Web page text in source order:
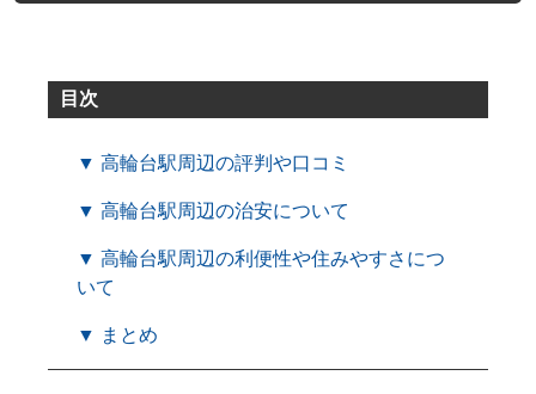
目次
▼ 高輪台駅周辺の評判や口コミ
▼ 高輪台駅周辺の治安について
▼ 高輪台駅周辺の利便性や住みやすさにつ
いて
▼ まとめ